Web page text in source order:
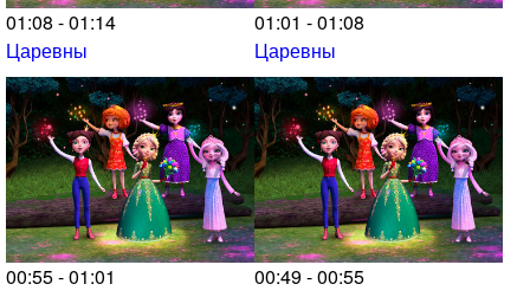
01:08 - 01:14
Царевны
01:01 - 01:08
Царевны
00:55 - 01:01
00:49 - 00:55